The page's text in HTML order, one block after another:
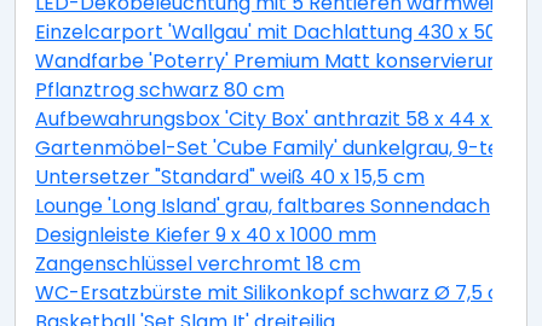
Einzelcarport 'Wallgau' mit Dachlattung 430 x 500
Wandfarbe 'Poterry' Premium Matt
Pflanztrog schwarz 80 cm
Aufbewahrungsbox 'City Box' anthrazit 58 x 44 x 55
Gartenmöbel-Set 'Cube Family' dunkelgrau, 9-teilig
Untersetzer "Standard" weiß 40 x 15,5 cm
Lounge 'Long Island' grau, faltbares Sonnendach
Designleiste Kiefer 9 x 40 x 1000 mm
Zangenschlüssel verchromt 18 cm
WC-Ersatzbürste mit Silikonkopf schwarz Ø 7,5 cm